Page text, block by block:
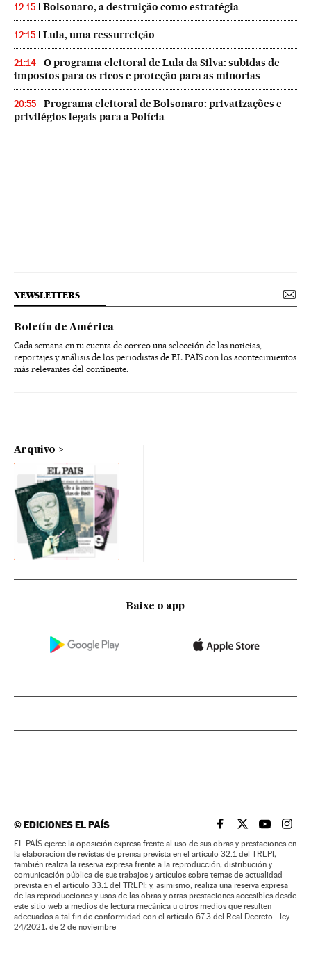
12:15 Bolsonaro, a destruição como estratégia
12:15 Lula, uma ressurreição
21:14
O programa eleitoral de Lula da Silva: subidas de
impostos para os ricos e proteção para as minorias
20:55
Programa eleitoral de Bolsonaro: privatizações e
privilégios legais para a Polícia
NEWSLETTERS
Boletín de América
Cada semana en tu cuenta de correo una selección de las noticias,
reportajes y análisis de los periodistas de EL PAÍS con los acontecimientos
más relevantes del continente.
Arquivo
Baixe o app
©EDICIONES EL PAÍS EL PAÍS BRASIL EN
EL PAÍSEL PAÍS
EL
EL PAÍS ejerce la oposición expresa frente al uso de sus obras y prestaciones en
la elaboración de revistas de prensa prevista en el artículo 32.1 del TRLPI;
también realiza la reserva expresa frente a la reproducción, distribución y
comunicación pública de sus trabajos y artículos sobre temas de actualidad
prevista en el artículo 33.1 del TRLPI; y, asimismo, realiza una reserva expresa
de las reproducciones y usos de las obras y otras prestaciones accesibles desde
este sitio web a medios de lectura mecánica u otros medios que resulten
adecuados a tal fin de conformidad con el artículo 67.3 del Real Decreto - ley
24/2021, de 2 de noviembre